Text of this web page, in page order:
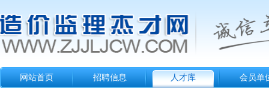
网站首页 招聘信息 人才库 会员单